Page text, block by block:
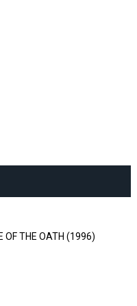
OF THE OATH (1996)